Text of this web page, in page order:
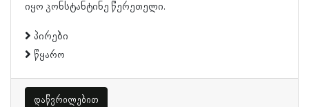
იყო კონსტანტინე წერეთელი.
პირები
წყარო
დაწვრილებით